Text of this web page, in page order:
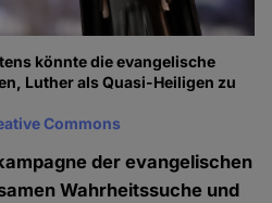
könnte die evangelische
Luther als Quasi-Heiligen zu
Commons
der evangelischen
Wahrheitssuche und